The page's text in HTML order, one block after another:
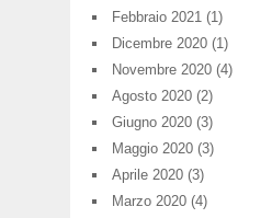
Febbraio 2021 (1)
Dicembre 2020 (1)
Novembre 2020 (4)
Agosto 2020 (2)
Giugno 2020 (3)
Maggio 2020 (3)
Aprile 2020 (3)
Marzo 2020 (4)